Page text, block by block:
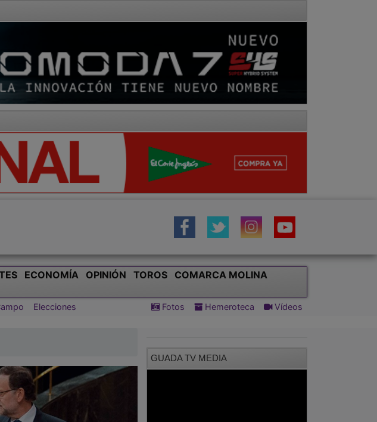
ECONOMÍA OPINIÓN TOROS
COMARCA MOLINA
Elecciones Fotos Hemeroteca Vídeos
GUADA TV MEDIA